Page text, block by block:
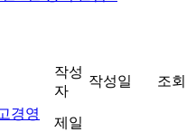
작성
자
작성일 조회
경영
제일